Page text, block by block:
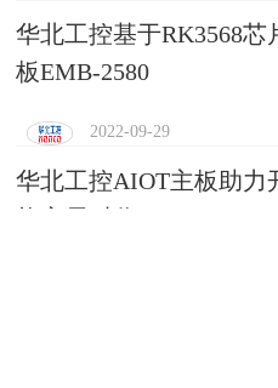
华北工控基于RK3568芯
板EMB-2580
2022-09-29
华北工控AIOT主板助力